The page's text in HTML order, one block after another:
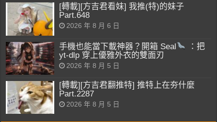
[轉載][方吉君看妹] 我推(特)的妹子
Part.648
2026 年 8 月 6 日
手機也能當下載神器？開箱 Seal
：把
yt-dlp 穿上優雅外衣的雙面刃
2026 年 8 月 5 日
[轉載][方吉君翻推特] 推特上在夯什麼
Part.2287
2026 年 8 月 5 日